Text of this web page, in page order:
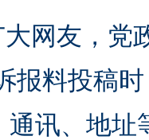
网友，党
报料投稿
通讯、地